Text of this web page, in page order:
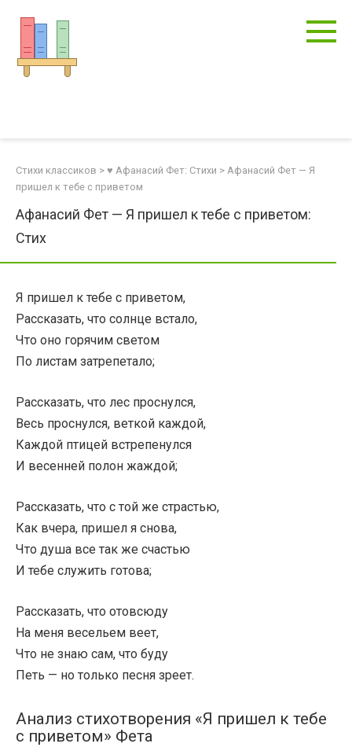
контенту
Стихи классиков > ♥ Афанасий Фет: Стихи > Афанасий Фет — Я
пришел к тебе с приветом
Афанасий Фет — Я пришел к тебе с приветом:
Стих
Я пришел к тебе с приветом,
Рассказать, что солнце встало,
Что оно горячим светом
По листам затрепетало;
Рассказать, что лес проснулся,
Весь проснулся, веткой каждой,
Каждой птицей встрепенулся
И весенней полон жаждой;
Рассказать, что с той же страстью,
Как вчера, пришел я снова,
Что душа все так же счастью
И тебе служить готова;
Рассказать, что отовсюду
На меня весельем веет,
Что не знаю сам, что буду
Петь — но только песня зреет.
Анализ стихотворения «Я пришел к тебе
с приветом» Фета